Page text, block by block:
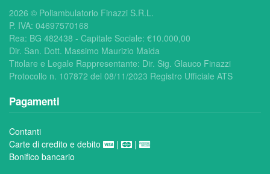
2026 © Poliambulatorio Finazzi S.R.L.
P. IVA: 04697570168
Rea: BG 482438 - Capitale Sociale: €10.000,00
Dir. San. Dott. Massimo Maurizio Maida
Titolare e Legale Rappresentante: Dir. Sig. Glauco Finazzi
Protocollo n. 107872 del 08/11/2023 Registro Ufficiale ATS
Pagamenti
Contanti
Carte di credito e debito
|
|
Bonifico bancario